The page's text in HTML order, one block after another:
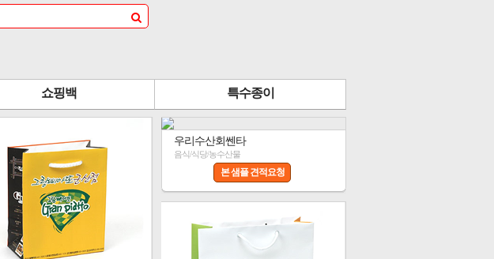
쇼핑백 특수종이
우리수산회쎈타
음식/식당/농수산물
본 샘플 견적요청